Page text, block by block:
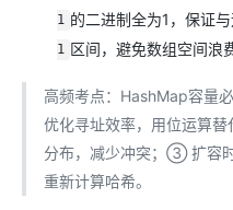
1 的二进制全为1，保证
1 区间，避免数组空间浪费
高频考点：HashMap容量
优化寻址效率，用位运算
分布，减少冲突；③ 扩容
重新计算哈希。